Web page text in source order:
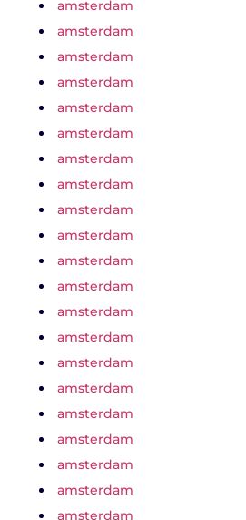
amsterdam
amsterdam
amsterdam
amsterdam
amsterdam
amsterdam
amsterdam
amsterdam
amsterdam
amsterdam
amsterdam
amsterdam
amsterdam
amsterdam
amsterdam
amsterdam
amsterdam
amsterdam
amsterdam
amsterdam
amsterdam